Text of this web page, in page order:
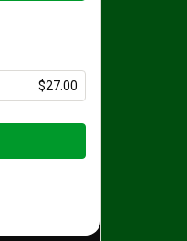
$27.00